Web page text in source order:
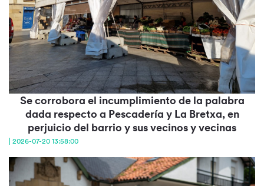
Se corrobora el incumplimiento de la palabra
dada respecto a Pescadería y La Bretxa, en
perjuicio del barrio y sus vecinos y vecinas
| 2026-07-20 13:58:00